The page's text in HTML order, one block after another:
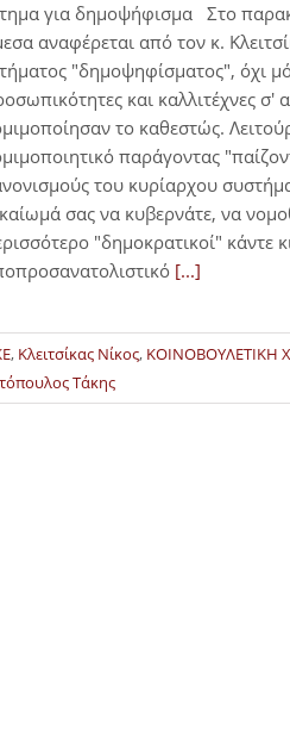
για δημοψήφισμα Στο
αναφέρεται από τον κ.
"δημοψηφίσματος", όχι
και καλλιτέχνες σ'
το καθεστώς.
παράγοντας
του κυρίαρχου
σας να κυβερνάτε, να
"δημοκρατικοί" κάντε
[...]
, Κλειτσίκας Νίκος, ΚΟΙΝΟΒΟΥΛΕΤΙΚΗ
Τάκης